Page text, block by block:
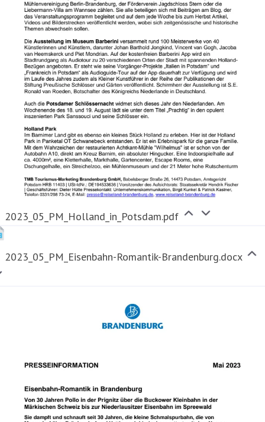
2023_05_PM_Holland_in_Potsdam.pdf
2023_05_PM_Eisenbahn-Romantik-Brandenburg.docx